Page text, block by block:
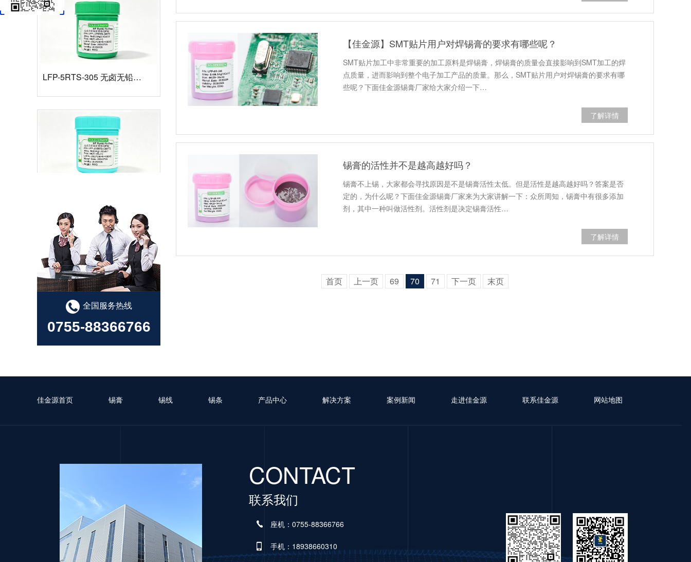
【佳金源】SMT贴片用户对焊锡膏的要求有哪些呢？
SMT贴片加工中非常重要的加工原料是焊锡膏，焊锡膏的质量会直接影响到SMT加工的焊
点质量，进而影响到整个电子加工产品的质量。那么，SMT贴片用户对焊锡膏的要求有哪
些呢？下面佳金源锡膏厂家给大家介绍一下…
了解详情
锡膏的活性并不是越高越好吗？
锡膏不上锡，大家都会寻找原因是不是锡膏活性太低。但是活性是越高越好吗？答案是否
定的，为什么呢？下面佳金源锡膏厂家来为大家讲解一下：众所周知，锡膏中有很多添加
剂，其中一种叫做活性剂。活性剂是决定锡膏活性…
了解详情
首页 上一页 69 70 71 下一页 末页
有铅锡膏选型指南
LFP-5RNTT-0307 无卤无铅高温锡膏
全国服务热线
0755-88366766
佳金源首页 锡膏 锡线 锡条 产品中心 解决方案 案例新闻 走进佳金源 联系佳金源 网站地图
CONTACT
联系我们
座机：0755-88366766
手机：18938660310